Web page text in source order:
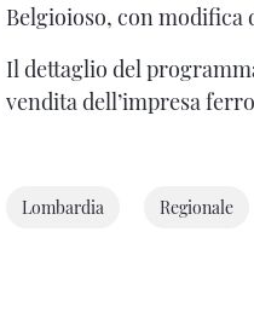
Belgioioso, con modifica
Il dettaglio del
vendita dell’impresa
Lombardia Regionale